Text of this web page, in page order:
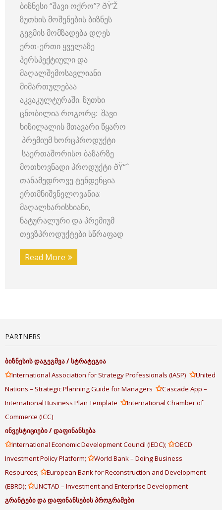
ბიზნესი “შავი ოქრო”? ðŸ’Ž
ზუთხის მოშენების ბიზნეს
გეგმის მომზადება დღეს
ერთ-ერთი ყველაზე
პერსპექტიული და
მაღალშემოსავლიანი
მიმართულებაა
აკვაკულტურაში. ზუთხი
ცნობილია როგორც: შავი
ხიზილალის მთავარი წყარო
პრემიუმ ხორცპროდუქტი
საერთაშორისო ბაზარზე
მოთხოვნადი პროდუქტი ðŸ“ˆ
თანამედროვე ტენდენცია
ერთმნიშვნელოვანია:
მაღალხარისხიანი,
ნატურალური და პრემიუმ
თევზპროდუქტები სწრაფად
Read More
PARTNERS
ბიზნესისდაგეგმვა/სტრატეგია
✩International Association for Strategy Professionals (IASP) ✩United
Nations – Strategic Planning Guide for Managers ✩Cascade App –
International Business Plan Template ✩International Chamber of
Commerce (ICC)
ინვესტიციები/დაფინანსება
✩International Economic Development Council (IEDC); ✩OECD
Investment Policy Platform; ✩World Bank – Doing Business
Resources; ✩European Bank for Reconstruction and Development
(EBRD); ✩UNCTAD – Investment and Enterprise Development
გრანტებიდადაფინანსებისპროგრამები